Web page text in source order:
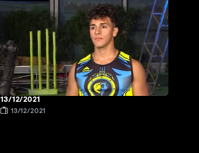
13/12/2021
13/12/2021